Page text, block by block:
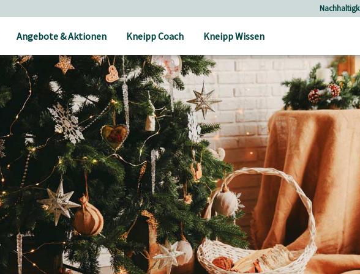
Angebote & Aktionen Kneipp Coach Kneipp Wissen